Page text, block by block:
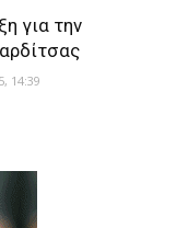
για την
14:39